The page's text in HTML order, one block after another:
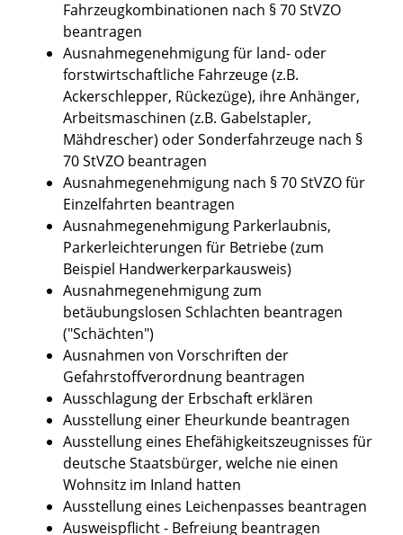
Fahrzeugkombinationen nach § 70 StVZO
beantragen
Ausnahmegenehmigung für land- oder
forstwirtschaftliche Fahrzeuge (z.B.
Ackerschlepper, Rückezüge), ihre Anhänger,
Arbeitsmaschinen (z.B. Gabelstapler,
Mähdrescher) oder Sonderfahrzeuge nach §
70 StVZO beantragen
Ausnahmegenehmigung nach § 70 StVZO für
Einzelfahrten beantragen
Ausnahmegenehmigung Parkerlaubnis,
Parkerleichterungen für Betriebe (zum
Beispiel Handwerkerparkausweis)
Ausnahmegenehmigung zum
betäubungslosen Schlachten beantragen
("Schächten")
Ausnahmen von Vorschriften der
Gefahrstoffverordnung beantragen
Ausschlagung der Erbschaft erklären
Ausstellung einer Eheurkunde beantragen
Ausstellung eines Ehefähigkeitszeugnisses für
deutsche Staatsbürger, welche nie einen
Wohnsitz im Inland hatten
Ausstellung eines Leichenpasses beantragen
Ausweispflicht - Befreiung beantragen